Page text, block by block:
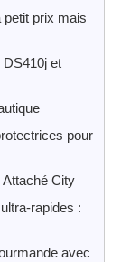
petit prix mais
et
pour
City
rapides :
avec